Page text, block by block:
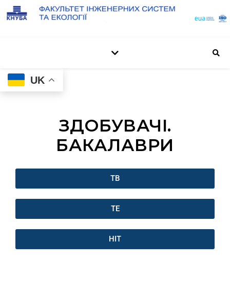
UK
ЗДОБУВАЧІ.
БАКАЛАВРИ
ТВ
ТЕ
НІТ